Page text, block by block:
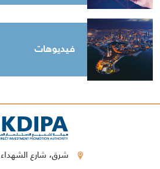
فيديوهات
شرق، شارع الشهداء